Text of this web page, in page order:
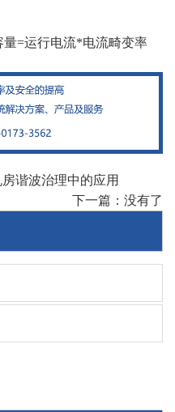
=运行电流*电流畸变率
谐波治理中的应用
下一篇：没有了